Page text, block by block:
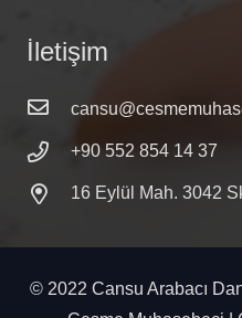
İletişim
+90 552 854 14 37
16 Eylül Mah. 3042
© 2022 Cansu Arabacı